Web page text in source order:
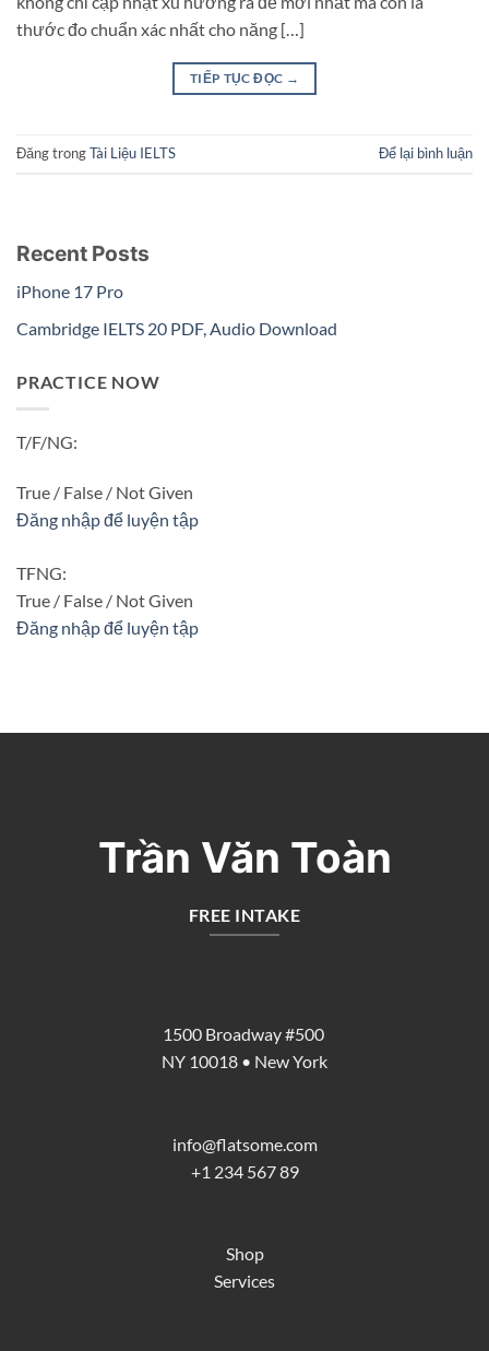
thước đo chuẩn xác nhất cho năng […]
TIẾP TỤC ĐỌC →
Đăng trongTài Liệu IELTS Để lại bình luận
Recent Posts
iPhone 17 Pro
Cambridge IELTS 20 PDF, Audio Download
PRACTICE NOW
T/F/NG:
True / False / Not Given
Đăng nhập để luyện tập
TFNG:
True / False / Not Given
Đăng nhập để luyện tập
Trần Văn Toàn
FREE INTAKE
1500 Broadway #500
NY 10018 • New York
info@flatsome.com
+1 234 567 89
Shop
Services